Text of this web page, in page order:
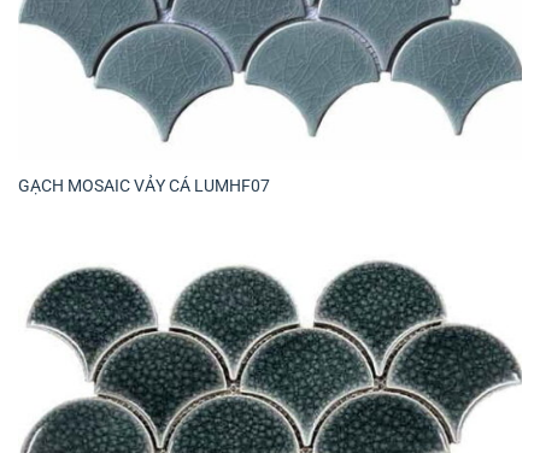
GẠCH MOSAIC VẢY CÁ LUMHF07